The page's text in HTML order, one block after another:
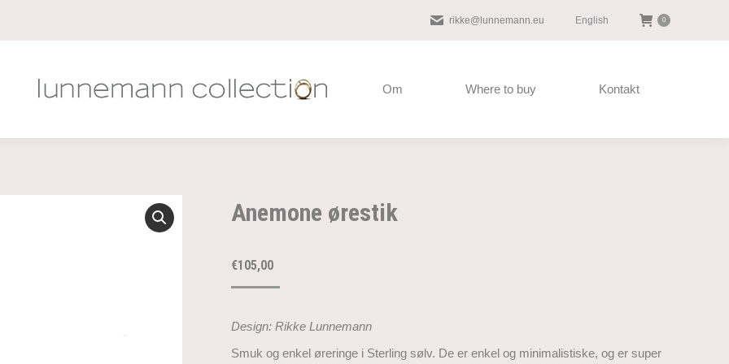
rikke@lunnemann.eu English 0
Om Where to buy Kontakt
Anemone ørestik
€105,00
Design: Rikke Lunnemann
Smuk og enkel øreringe i Sterling sølv. De er enkel og minimalistiske, og er super